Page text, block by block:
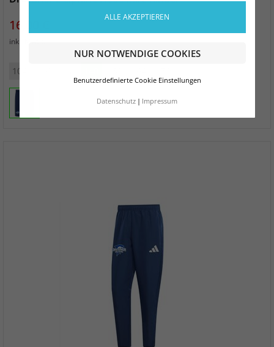
ALLE AKZEPTIEREN
NUR NOTWENDIGE COOKIES
Benutzerdefinierte Cookie Einstellungen
Datenschutz Impressum
Preis
16,00 €
inkl. MwSt.
104